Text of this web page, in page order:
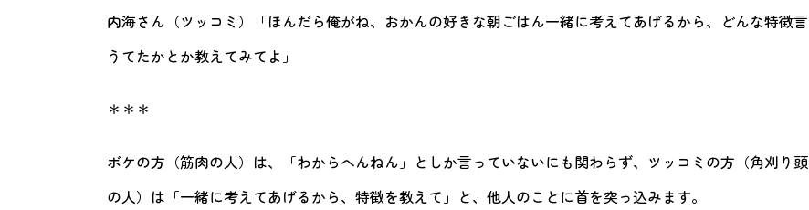
内海さん（ツッコミ）「ほんだら俺がね、おかんの好きな朝ごはん一緒に考えてあげるから、どんな特徴言
うてたかとか教えてみてよ」
＊＊＊
ボケの方（筋肉の人）は、「わからへんねん」としか言っていないにも関わらず、ツッコミの方（角刈り頭
の人）は「一緒に考えてあげるから、特徴を教えて」と、他人のことに首を突っ込みます。